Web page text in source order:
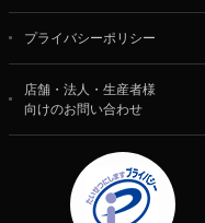
プライバシーポリシー
店舗・法人・生産者様
向けのお問い合わせ